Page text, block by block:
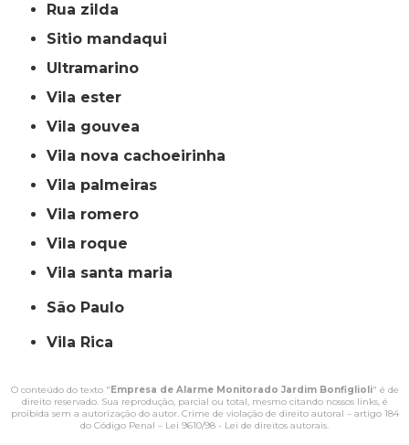
rua zilda
sitio mandaqui
ultramarino
vila ester
vila gouvea
vila nova cachoeirinha
vila palmeiras
vila romero
vila roque
vila santa maria
São Paulo
Vila Rica
O conteúdo do texto "Empresa de Alarme Monitorado Jardim Bonfiglioli" é de
direito reservado. Sua reprodução, parcial ou total, mesmo citando nossos links, é
proibida sem a autorização do autor. Crime de violação de direito autoral – artigo 184
do Código Penal – Lei 9610/98 - Lei de direitos autorais.